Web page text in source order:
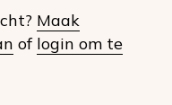
Maak
of login om te